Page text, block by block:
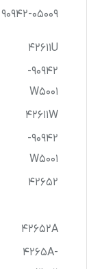
90942-05009
42611U
90942-
W5001
42611W
90942-
W5001
42652
42652A
4265A-